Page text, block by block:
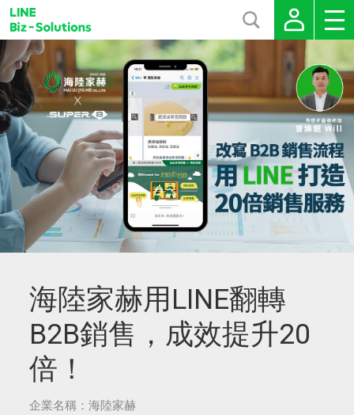
海陸家赫用LINE翻轉
B2B銷售，成效提升20
倍！
企業名稱：海陸家赫